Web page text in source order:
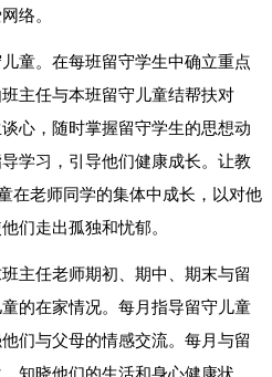
络。
童。在每班留守学生中确立重点
主任与本班留守儿童结帮扶对
心，随时掌握留守学生的思想动
学习，引导他们健康成长。让教
在老师同学的集体中成长，以对他
们走出孤独和忧郁。
主任老师期初、期中、期末与留
的在家情况。每月指导留守儿童
们与父母的情感交流。每月与留
知晓他们的生活和身心健康状